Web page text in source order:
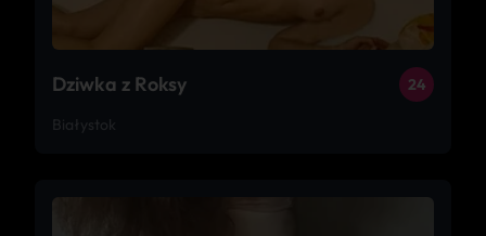
Dziwka z Roksy 24
Białystok